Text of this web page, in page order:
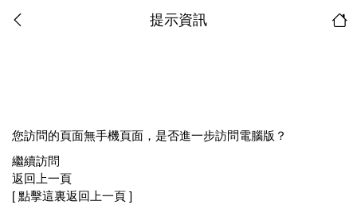
提示資訊
您訪問的頁面無手機頁面，是否進一步訪問電腦版？
繼續訪問
返回上一頁
[ 點擊這裏返回上一頁 ]